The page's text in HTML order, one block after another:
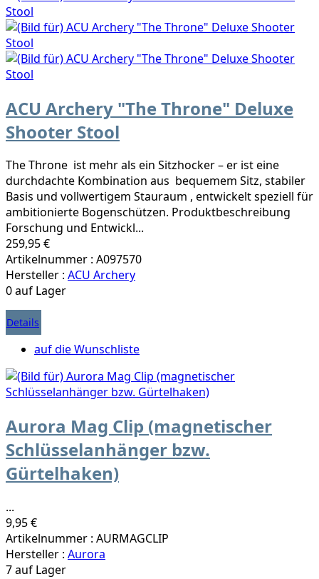
ACU Archery "The Throne" Deluxe
Shooter Stool
The Throne ist mehr als ein Sitzhocker – er ist eine
durchdachte Kombination aus bequemem Sitz, stabiler
Basis und vollwertigem Stauraum , entwickelt speziell für
ambitionierte Bogenschützen. Produktbeschreibung
Forschung und Entwickl...
259,95 €
Artikelnummer : A097570
Hersteller : ACU Archery
0 auf Lager
Details
auf die Wunschliste
Aurora Mag Clip (magnetischer
Schlüsselanhänger bzw.
Gürtelhaken)
...
9,95 €
Artikelnummer : AURMAGCLIP
Hersteller : Aurora
7 auf Lager